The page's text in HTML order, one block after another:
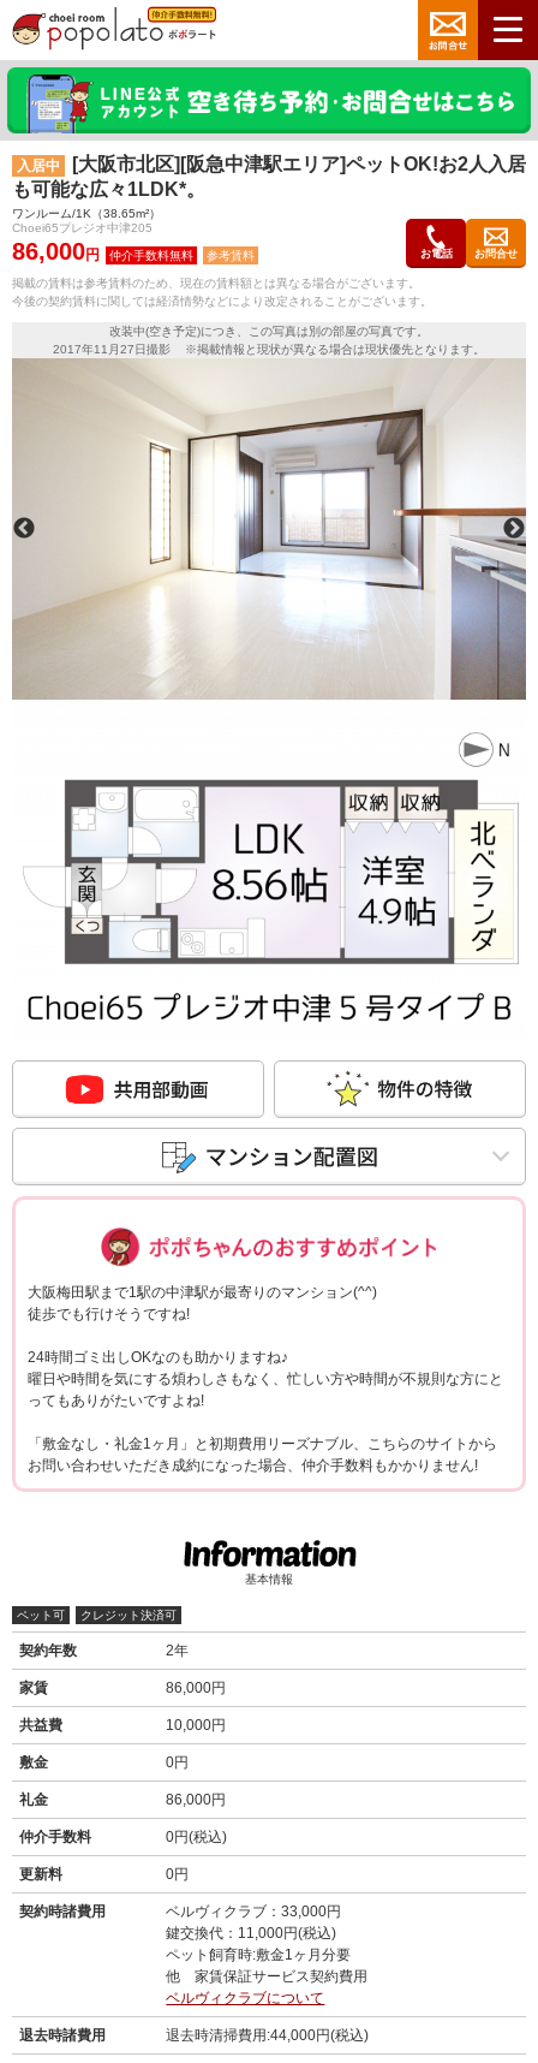
入居中
[大阪市北区][阪急中津駅エリア]ペットOK!お2人入居
も可能な広々1LDK*。
ワンルーム/1K（38.65m²）
Choei65プレジオ中津205
86,000円 参考賃料 お電話 お問合せ
掲載の賃料は参考賃料のため、現在の賃料額とは異なる場合がございます。
今後の契約賃料に関しては経済情勢などにより改定されることがございます。
改装中(空き予定)につき、この写真は別の部屋の写真です。
2017年11月27日撮影 ※掲載情報と現状が異なる場合は現状優先となります。
大阪梅田駅まで1駅の中津駅が最寄りのマンション(^^)
徒歩でも行けそうですね!
24時間ゴミ出しOKなのも助かりますね♪
曜日や時間を気にする煩わしさもなく、忙しい方や時間が不規則な方にと
ってもありがたいですよね!
「敷金なし・礼金1ヶ月」と初期費用リーズナブル、こちらのサイトから
お問い合わせいただき成約になった場合、仲介手数料もかかりません!
基本情報
ペット可 クレジット決済可
契約年数 2年
家賃 86,000円
共益費 10,000円
敷金 0円
礼金 86,000円
仲介手数料 0円(税込)
更新料 0円
契約時諸費用
ベルヴィクラブ：33,000円
鍵交換代：11,000円(税込)
ペット飼育時:敷金1ヶ月分要
他 家賃保証サービス契約費用
ベルヴィクラブについて
退去時諸費用 退去時清掃費用:44,000円(税込)